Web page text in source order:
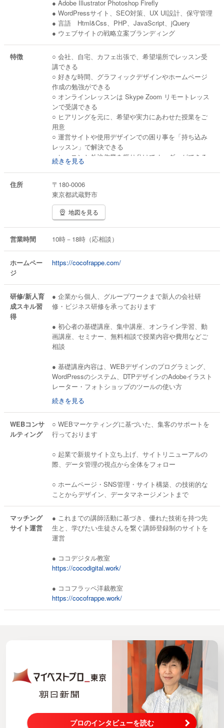
● Adobe Illustrator Photoshop Firefly
● WordPressサイト、SEO対策、UX UI設計、保守管理
● 言語 Html&Css、PHP、JavaScript、jQuery
● ウェブサイトの戦略立案ブランディング
特徴
○ 会社、自宅、カフェ出張で、希望場所でレッスン受
講できる
○ 好きな時間、グラフィックデザインやホームページ
作成の勉強ができる
○ オンラインレッスンは Skype Zoom リモートレッス
ンで受講できる
○ ヒアリングを元に、希望や実力にあわせた授業をご
用意
○ 運営サイトや使用デザインでの困り事を「持ち込み
レッスン」で解決できる
○ レッスンと外注作業を振り分けてオーダーができる
○ 個人レッスンから企業研修まで幅広くサポート
続きを見る
住所
〒180-0006
東京都武蔵野市
地図を見る
営業時間 10時－18時（応相談）
ホームペー
ジ
https://cocofrappe.com/
研修/新人育
成スキル習
得
● 企業から個人、グループワークまで新人の会社研
修・ビジネス研修を承っております
● 初心者の基礎講座、集中講座、オンライン学習、動
画講座、セミナー、無料相談で授業内容や費用などご
相談
● 基礎講座内容は、WEBデザインのプログラミング、
WordPressのシステム、DTPデザインのAdobeイラスト
レーター・フォトショップのツールの使い方
● 中小企業のWEB担当者になった方、グラフィックデ
ートも行っています
ために、またIT企業への就職、専門技術の習得でスキ
ルアップなどに最適です
続きを見る
WEBコンサ
ルティング
○ WEBマーケティングに基づいた、集客のサポートを
行っております
○ 起業で新規サイト立ち上げ、サイトリニューアルの
際、データ管理の視点から全体をフォロー
○ ホームページ・SNS管理・サイト構築、の技術的な
ことからデザイン、データマネージメントまで
マッチング
サイト運営
● これまでの講師活動に基づき、優れた技術を持つ先
生と、学びたい生徒さんを繋ぐ講師登録制のサイトを
運営
● ココデジタル教室
https://cocodigital.work/
● ココフラッペ洋裁教室
https://cocofrappe.work/
プロのインタビューを読む